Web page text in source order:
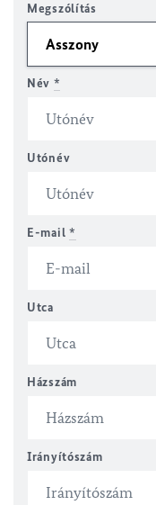
Megszólítás
Név *
Utónév
E-mail *
Utca
Házszám
Irányítószám